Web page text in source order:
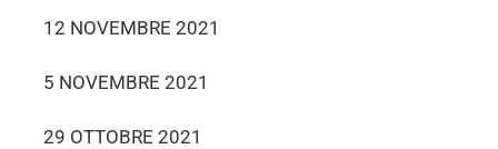
12 NOVEMBRE 2021
5 NOVEMBRE 2021
29 OTTOBRE 2021